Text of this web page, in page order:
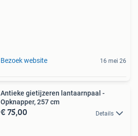
Bezoek website 16 mei 26
Antieke gietijzeren lantaarnpaal -
Opknapper, 257 cm
€ 75,00 Details